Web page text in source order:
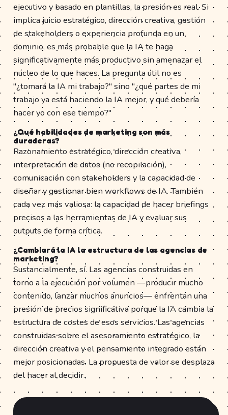
ejecutivo y basado en plantillas, la presión es real. Si
implica juicio estratégico, dirección creativa, gestión
de stakeholders o experiencia profunda en un
dominio, es más probable que la IA te haga
significativamente más productivo sin amenazar el
núcleo de lo que haces. La pregunta útil no es
"¿tomará la IA mi trabajo?" sino "¿qué partes de mi
trabajo ya está haciendo la IA mejor, y qué debería
hacer yo con ese tiempo?"
¿Qué habilidades de marketing son más
duraderas?
Razonamiento estratégico, dirección creativa,
interpretación de datos (no recopilación),
comunicación con stakeholders y la capacidad de
diseñar y gestionar bien workflows de IA. También
cada vez más valiosa: la capacidad de hacer briefings
precisos a las herramientas de IA y evaluar sus
outputs de forma crítica.
¿Cambiará la IA la estructura de las agencias de
marketing?
Sustancialmente, sí. Las agencias construidas en
torno a la ejecución por volumen —producir mucho
contenido, lanzar muchos anuncios— enfrentan una
presión de precios significativa porque la IA cambia la
estructura de costes de esos servicios. Las agencias
construidas sobre el asesoramiento estratégico, la
dirección creativa y el pensamiento integrado están
mejor posicionadas. La propuesta de valor se desplaza
del hacer al decidir.